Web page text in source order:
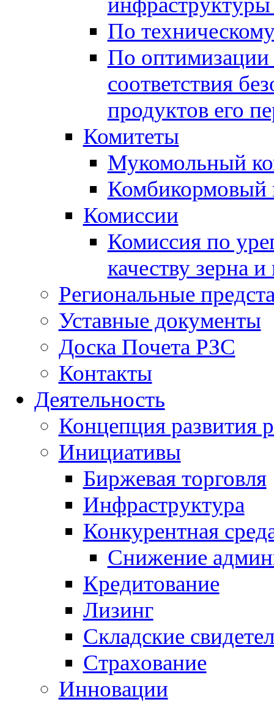
По
По оптимизации
соответствия
продуктов его
Комитеты
Мукомольный
Комбикормовый
Комиссии
Комиссия по
качеству зерна
Региональные
Уставные документы
Доска Почета РЗС
Контакты
Деятельность
Концепция развития
Инициативы
Биржевая торговля
Инфраструктура
Конкурентная
Снижение
Кредитование
Лизинг
Складские
Страхование
Инновации